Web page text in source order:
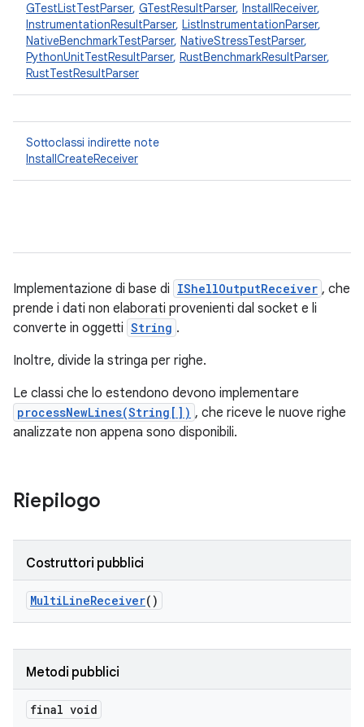
GTestListTestParser, GTestResultParser, InstallReceiver,
InstrumentationResultParser, ListInstrumentationParser,
NativeBenchmarkTestParser, NativeStressTestParser,
PythonUnitTestResultParser, RustBenchmarkResultParser,
RustTestResultParser
Sottoclassi indirette note
InstallCreateReceiver
Implementazione di base di IShellOutputReceiver , che
prende i dati non elaborati provenienti dal socket e li
converte in oggetti String .
Inoltre, divide la stringa per righe.
Le classi che lo estendono devono implementare
processNewLines(String[]) , che riceve le nuove righe
analizzate non appena sono disponibili.
Riepilogo
Costruttori pubblici
MultiLineReceiver()
Metodi pubblici
final void